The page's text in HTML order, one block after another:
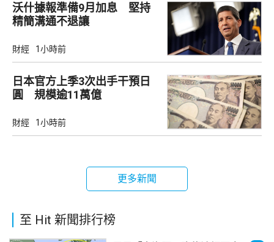
沃什據報準備9月加息 堅持
精簡溝通不退讓
財經 1小時前
日本官方上季3次出手干預日
圓 規模逾11萬億
財經 1小時前
更多新聞
至 Hit 新聞排行榜